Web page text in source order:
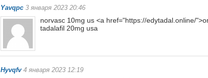
Yavqpc 3 января 2023 20:46
norvasc 10mg us <a href="https://edytadal.online/
tadalafil 20mg usa
Hyvqfv4 января 2023 12:19